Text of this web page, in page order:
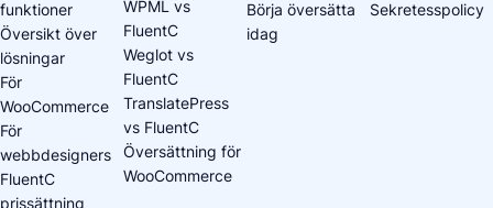
funktioner
Översikt över
lösningar
För
WooCommerce
För
webbdesigners
FluentC
prissättning
WPML vs
FluentC
Weglot vs
FluentC
TranslatePress
vs FluentC
Översättning för
WooCommerce
Börja översätta
idag
Sekretesspolicy